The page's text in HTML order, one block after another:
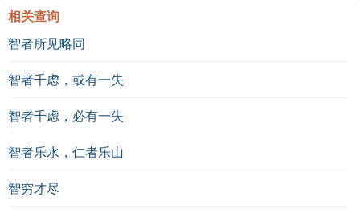
相关查询
智者所见略同
智者千虑，或有一失
智者千虑，必有一失
智者乐水，仁者乐山
智穷才尽